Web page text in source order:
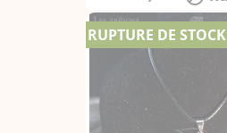
RUPTURE DE STOCK